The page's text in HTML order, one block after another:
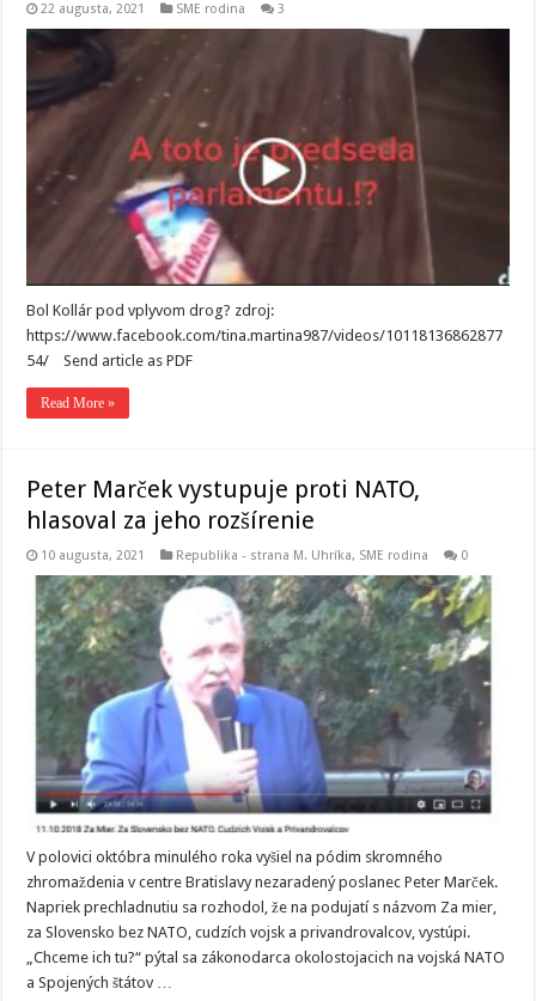
22 augusta, 2021 SME rodina 3
Bol Kollár pod vplyvom drog? zdroj:
https://www.facebook.com/tina.martina987/videos/10118136862877
54/ Send article as PDF
Read More »
Peter Marček vystupuje proti NATO,
hlasoval za jeho rozšírenie
10 augusta, 2021 Republika - strana M. Uhríka, SME rodina 0
V polovici októbra minulého roka vyšiel na pódim skromného
zhromaždenia v centre Bratislavy nezaradený poslanec Peter Marček.
Napriek prechladnutiu sa rozhodol, že na podujatí s názvom Za mier,
za Slovensko bez NATO, cudzích vojsk a privandrovalcov, vystúpi.
„Chceme ich tu?“ pýtal sa zákonodarca okolostojacich na vojská NATO
a Spojených štátov …